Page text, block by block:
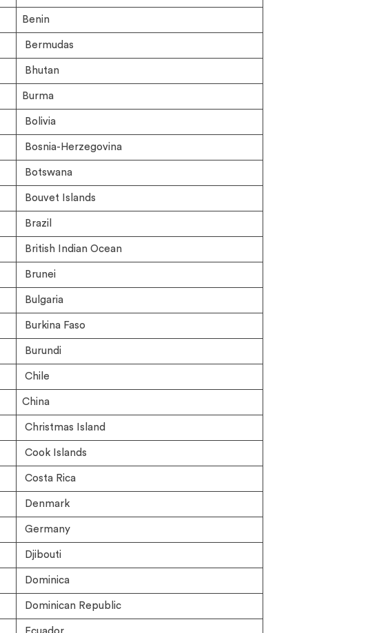
Benin
Bermudas
Bhutan
Burma
Bolivia
Bosnia-Herzegovina
Botswana
Bouvet Islands
Brazil
British Indian Ocean
Brunei
Bulgaria
Burkina Faso
Burundi
Chile
China
Christmas Island
Cook Islands
Costa Rica
Denmark
Germany
Djibouti
Dominica
Dominican Republic